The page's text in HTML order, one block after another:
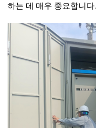
하는 데 매우 중요합니다.